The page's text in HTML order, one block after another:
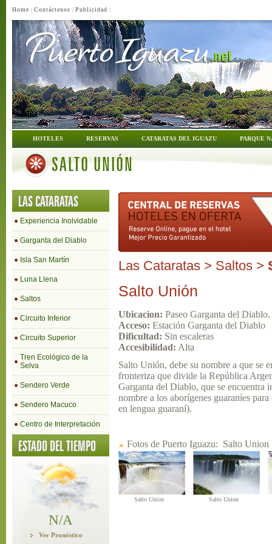
Home | Contáctenos | Publicidad |
HOTELES RESERVAS CATARATAS DEL IGUAZU PARQUE
SALTO UNIÓN
LAS CATARATAS
Experiencia Inolvidable
Garganta del Diablo
Isla San Martín
Luna Llena
Saltos
Circuito Inferior
Circuito Superior
Tren Ecológico de la
Selva
Sendero Verde
Sendero Macuco
Centro de Interpretación
Las Cataratas > Saltos >
Salto Unión
Ubicacion: Paseo Garganta del Diablo.
Acceso: Estación Garganta del Diablo
Dificultad: Sin escaleras
Accesibilidad: Alta
Salto Unión, debe su nombre a que se
fronteriza que divide la República
Garganta del Diablo, que se encuentra
nombre a los aborígenes guaraníes
en lengua guaraní).
Fotos de Puerto Iguazu: Salto Union
Salto Union Salto Union